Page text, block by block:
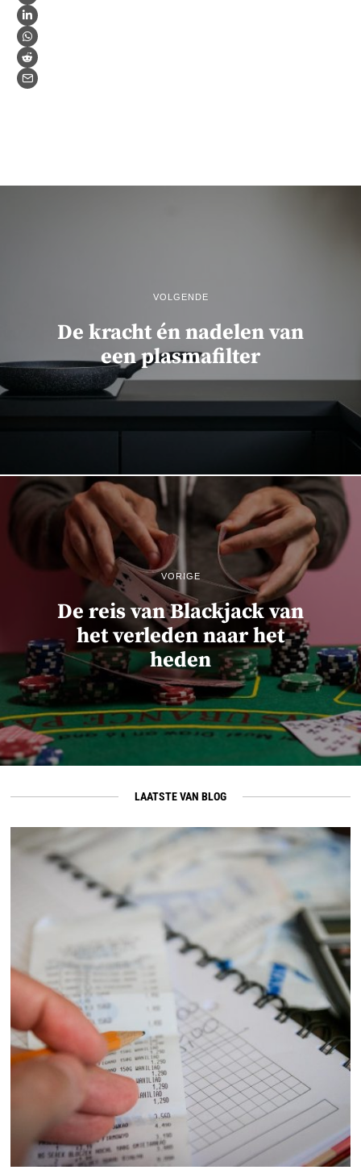
VOLGENDE
De kracht én nadelen van
een plasmafilter
VORIGE
De reis van Blackjack van
het verleden naar het
heden
LAATSTE VAN BLOG